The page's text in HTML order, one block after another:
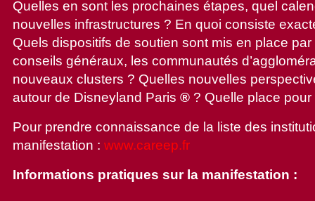
Quelles en sont les prochaines étapes, quel
nouvelles infrastructures ? En quoi consiste
Quels dispositifs de soutien sont mis en place
conseils généraux, les communautés
nouveaux clusters ? Quelles nouvelles
autour de Disneyland Paris ® ? Quelle place
Pour prendre connaissance de la liste des
manifestation : www.careep.fr
Informations pratiques sur la manifestation :